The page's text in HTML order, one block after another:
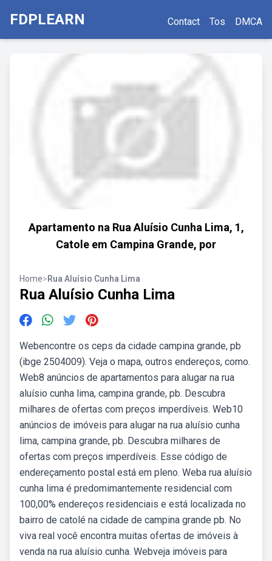
FDPLEARN Contact Tos DMCA
Apartamento na Rua Aluísio Cunha Lima, 1,
Catole em Campina Grande, por
Home>Rua Aluísio Cunha Lima
Rua Aluísio Cunha Lima
Webencontre os ceps da cidade campina grande, pb
(ibge 2504009). Veja o mapa, outros endereços, como.
Web8 anúncios de apartamentos para alugar na rua
aluísio cunha lima, campina grande, pb. Descubra
milhares de ofertas com preços imperdíveis. Web10
anúncios de imóveis para alugar na rua aluísio cunha
lima, campina grande, pb. Descubra milhares de
ofertas com preços imperdíveis. Esse código de
endereçamento postal está em pleno. Weba rua aluísio
cunha lima é predomimantemente residencial com
100,00% endereços residenciais e está localizada no
bairro de catolé na cidade de campina grande pb. No
viva real você encontra muitas ofertas de imóveis à
venda na rua aluísio cunha. Webveja imóveis para